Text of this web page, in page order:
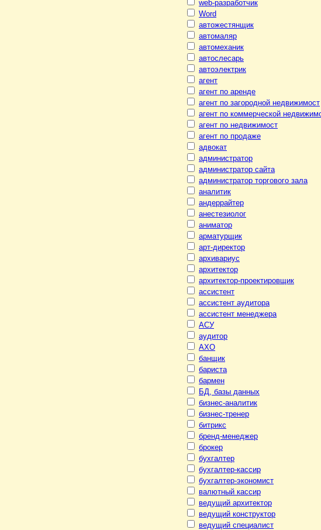
web-разработчик
Word
автожестянщик
автомаляр
автомеханик
автослесарь
автоэлектрик
агент
агент по аренде
агент по загородной недвижимост
агент по коммерческой
агент по недвижимост
агент по продаже
адвокат
администратор
администратор сайта
администратор торгового зала
аналитик
андеррайтер
анестезиолог
аниматор
арматурщик
арт-директор
архивариус
архитектор
архитектор-проектировщик
ассистент
ассистент аудитора
ассистент менеджера
АСУ
аудитор
АХО
банщик
бариста
бармен
БД, базы данных
бизнес-аналитик
бизнес-тренер
битрикс
бренд-менеджер
брокер
бухгалтер
бухгалтер-кассир
бухгалтер-экономист
валютный кассир
ведущий архитектор
ведущий конструктор
ведущий специалист